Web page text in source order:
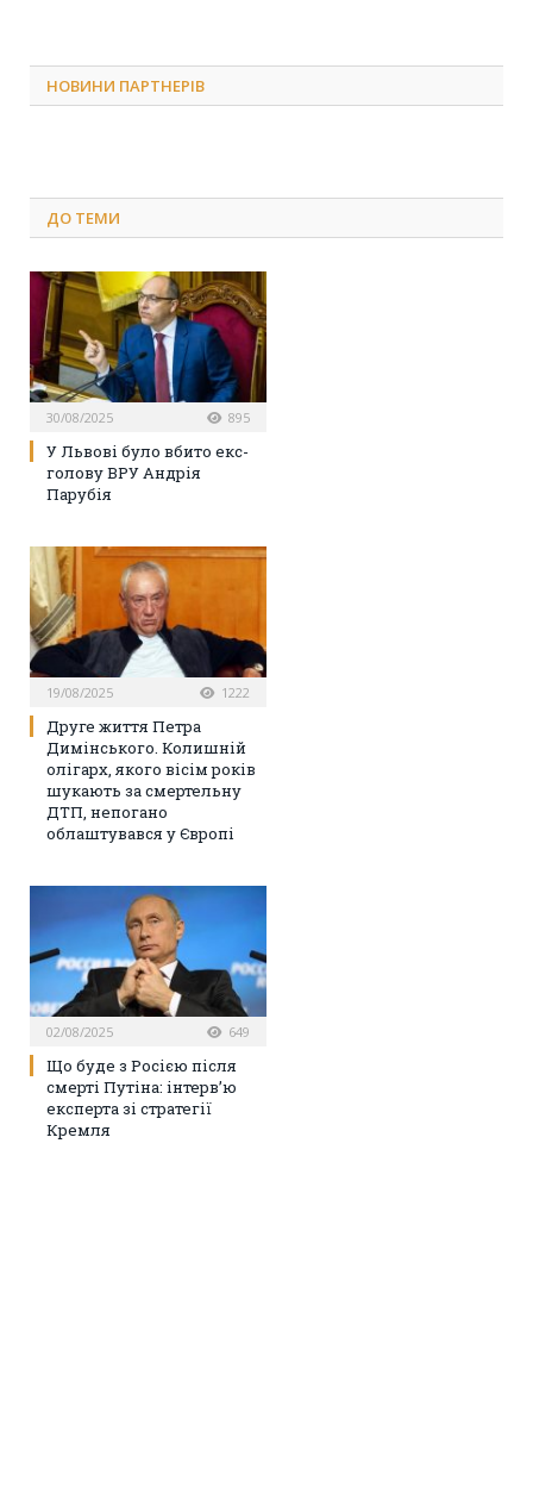
НОВИНИ ПАРТНЕРІВ
ДО ТЕМИ
30/08/2025 895
У Львові було вбито екс-
голову ВРУ Андрія
Парубія
19/08/2025 1222
Друге життя Петра
Димінського. Колишній
олігарх, якого вісім років
шукають за смертельну
ДТП, непогано
облаштувався у Європі
02/08/2025 649
Що буде з Росією після
смерті Путіна: інтерв’ю
експерта зі стратегії
Кремля